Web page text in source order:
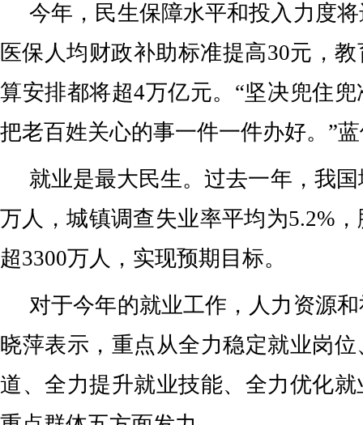
今年，民生保障水平和投入力度
医保人均财政补助标准提高30元，
算安排都将超4万亿元。“坚决兜住
把老百姓关心的事一件一件办好。”
就业是最大民生。过去一年，我
万人，城镇调查失业率平均为5.2%
超3300万人，实现预期目标。
对于今年的就业工作，人力资源
晓萍表示，重点从全力稳定就业岗
道、全力提升就业技能、全力优化